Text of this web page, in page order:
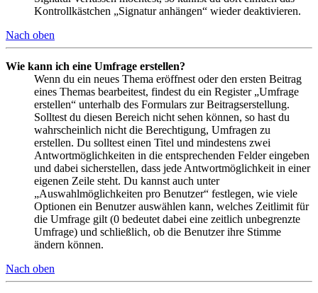
Kontrollkästchen „Signatur anhängen“ wieder deaktivieren.
Nach oben
Wie kann ich eine Umfrage erstellen?
Wenn du ein neues Thema eröffnest oder den ersten Beitrag
eines Themas bearbeitest, findest du ein Register „Umfrage
erstellen“ unterhalb des Formulars zur Beitragserstellung.
Solltest du diesen Bereich nicht sehen können, so hast du
wahrscheinlich nicht die Berechtigung, Umfragen zu
erstellen. Du solltest einen Titel und mindestens zwei
Antwortmöglichkeiten in die entsprechenden Felder eingeben
und dabei sicherstellen, dass jede Antwortmöglichkeit in einer
eigenen Zeile steht. Du kannst auch unter
„Auswahlmöglichkeiten pro Benutzer“ festlegen, wie viele
Optionen ein Benutzer auswählen kann, welches Zeitlimit für
die Umfrage gilt (0 bedeutet dabei eine zeitlich unbegrenzte
Umfrage) und schließlich, ob die Benutzer ihre Stimme
ändern können.
Nach oben